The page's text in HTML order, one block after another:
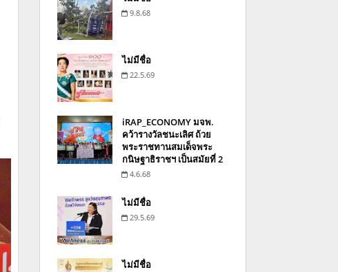
9.8.68
ไม่มีชื่อ
22.5.69
iRAP_ECONOMY มจพ.
คว้ารางวัลชนะเลิศ ถ้วย
พระราชทานสมเด็จพระ
กนิษฐาธิราชฯ เป็นสมัยที่ 2
4.6.68
ไม่มีชื่อ
29.5.69
ไม่มีชื่อ